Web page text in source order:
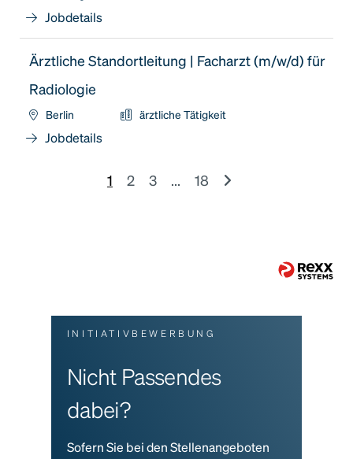
Jobdetails
Ärztliche Standortleitung | Facharzt (m/w/d) für
Radiologie
Berlin ärztliche Tätigkeit
Jobdetails
1 2 3 ... 18
INITIATIVBEWERBUNG
Nicht Passendes
dabei?
Sofern Sie bei den Stellenangeboten